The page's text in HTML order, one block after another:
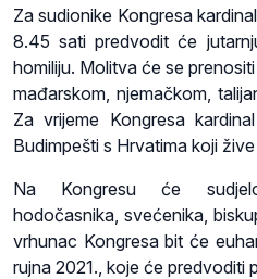
Za sudionike Kongresa
8.45 sati predvodit će
homiliju. Molitva će se
mađarskom, njemačkom,
Za vrijeme Kongresa
Budimpešti s Hrvatima koji
Na Kongresu će
hodočasnika, svećenika,
vrhunac Kongresa bit će
rujna 2021., koje će predvoditi